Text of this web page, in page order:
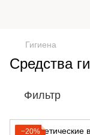
Гигиена
Средства
Фильтр
−20%